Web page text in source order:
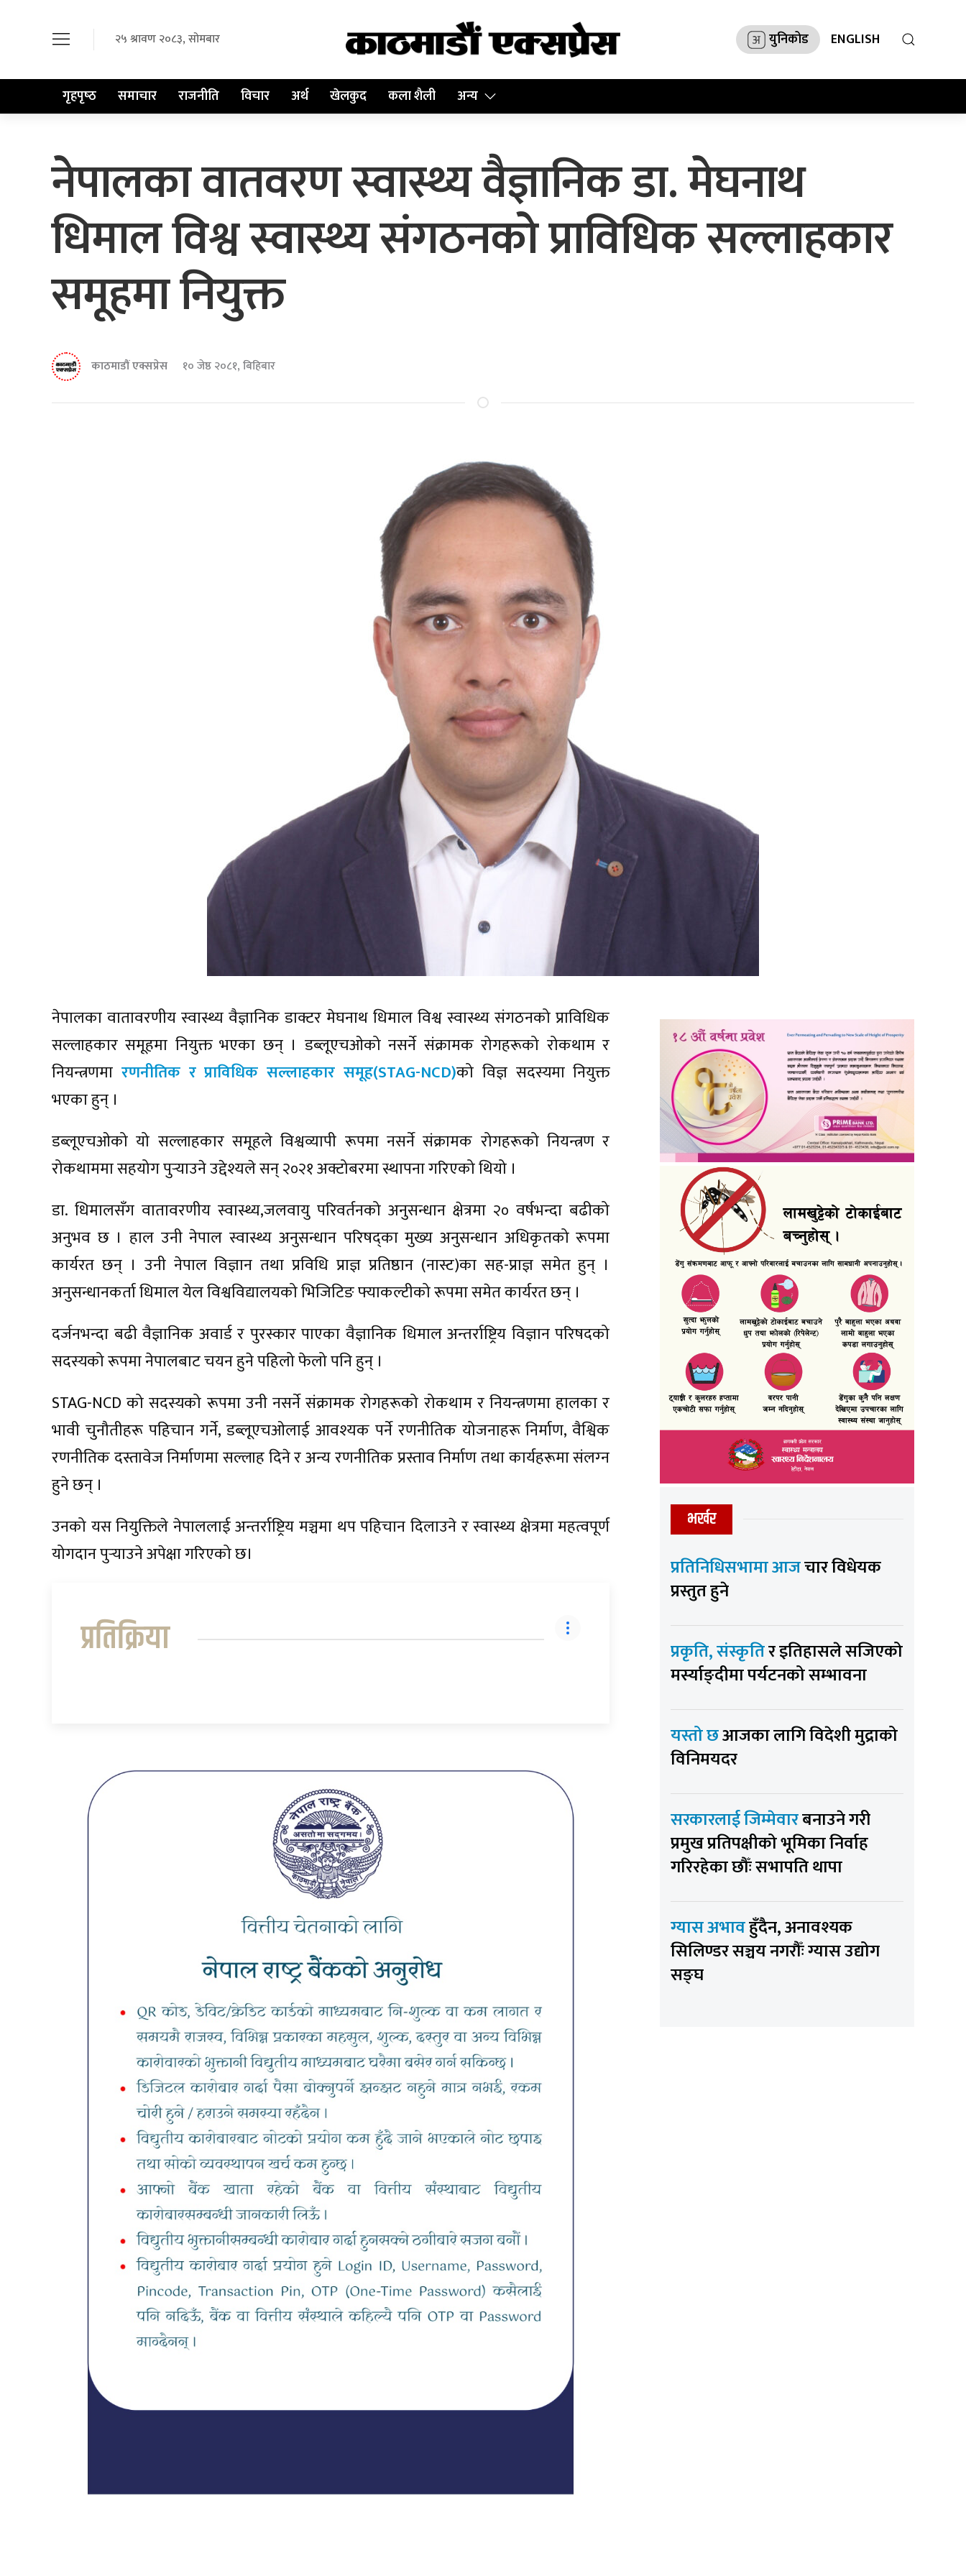
२५ श्रावण २०८३, सोमबार युनिकोड ENGLISH
गृहपृष्‍ठ समाचार राजनीति विचार अर्थ खेलकुद कला शैली अन्य
नेपालका वातवरण स्वास्थ्य वैज्ञानिक डा. मेघनाथ
धिमाल विश्व स्वास्थ्य संगठनको प्राविधिक सल्लाहकार
समूहमा नियुक्त
काठमाडौं एक्सप्रेस १० जेष्ठ २०८१, बिहिबार
नेपालका वातावरणीय स्वास्थ्य वैज्ञानिक डाक्टर मेघनाथ धिमाल विश्व स्वास्थ्य संगठनको प्राविधिक
सल्लाहकार समूहमा नियुक्त भएका छन् । डब्लूएचओको नसर्ने संक्रामक रोगहरूको रोकथाम र
नियन्त्रणमा रणनीतिक र प्राविधिक सल्लाहकार समूह(STAG-NCD)को विज्ञ सदस्यमा नियुक्त
भएका हुन् ।
डब्लूएचओको यो सल्लाहकार समूहले विश्वव्यापी रूपमा नसर्ने संक्रामक रोगहरूको नियन्त्रण र
रोकथाममा सहयोग पुर्‍याउने उद्देश्यले सन् २०२१ अक्टोबरमा स्थापना गरिएको थियो ।
डा. धिमालसँग वातावरणीय स्वास्थ्य,जलवायु परिवर्तनको अनुसन्धान क्षेत्रमा २० वर्षभन्दा बढीको
अनुभव छ । हाल उनी नेपाल स्वास्थ्य अनुसन्धान परिषद्का मुख्य अनुसन्धान अधिकृतको रूपमा
कार्यरत छन् । उनी नेपाल विज्ञान तथा प्रविधि प्राज्ञ प्रतिष्ठान (नास्ट)का सह-प्राज्ञ समेत हुन् ।
अनुसन्धानकर्ता धिमाल येल विश्वविद्यालयको भिजिटिङ फ्याकल्टीको रूपमा समेत कार्यरत छन् ।
दर्जनभन्दा बढी वैज्ञानिक अवार्ड र पुरस्कार पाएका वैज्ञानिक धिमाल अन्तर्राष्ट्रिय विज्ञान परिषदको
सदस्यको रूपमा नेपालबाट चयन हुने पहिलो फेलो पनि हुन् ।
STAG-NCD को सदस्यको रूपमा उनी नसर्ने संक्रामक रोगहरूको रोकथाम र नियन्त्रणमा हालका र
भावी चुनौतीहरू पहिचान गर्ने, डब्लूएचओलाई आवश्यक पर्ने रणनीतिक योजनाहरू निर्माण, वैश्विक
रणनीतिक दस्तावेज निर्माणमा सल्लाह दिने र अन्य रणनीतिक प्रस्ताव निर्माण तथा कार्यहरूमा संलग्‍न
हुने छन् ।
उनको यस नियुक्तिले नेपाललाई अन्तर्राष्ट्रिय मञ्चमा थप पहिचान दिलाउने र स्वास्थ्य क्षेत्रमा महत्वपूर्ण
योगदान पुर्‍याउने अपेक्षा गरिएको छ।
प्रतिक्रिया
भर्खर
प्रतिनिधिसभामा आजचार विधेयक
प्रस्तुत हुने
प्रकृति, संस्कृतिर इतिहासले सजिएको
मर्स्याङ्दीमा पर्यटनको सम्भावना
यस्तो छआजका लागि विदेशी मुद्राको
विनिमयदर
सरकारलाई जिम्मेवारबनाउने गरी
प्रमुख प्रतिपक्षीको भूमिका निर्वाह
गरिरहेका छौँः सभापति थापा
ग्यास अभावहुँदैन, अनावश्यक
सिलिण्डर सञ्चय नगरौँः ग्यास उद्योग
सङ्घ